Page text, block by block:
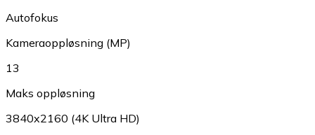
Autofokus
Kameraoppløsning (MP)
13
Maks oppløsning
3840x2160 (4K Ultra HD)